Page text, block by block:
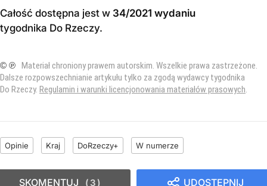
Całość dostępna jest w 34/2021 wydaniu
tygodnika Do Rzeczy.
© ℗ Materiał chroniony prawem autorskim. Wszelkie prawa zastrzeżone.
Dalsze rozpowszechnianie artykułu tylko za zgodą wydawcy tygodnika
Do Rzeczy. Regulamin i warunki licencjonowania materiałów prasowych
Opinie Kraj DoRzeczy+ W numerze
UDOSTĘPNIJ
SKOMENTUJ 3